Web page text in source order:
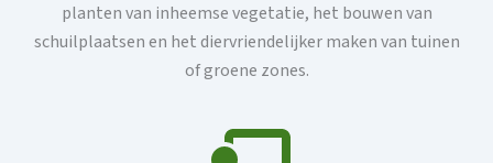
planten van inheemse vegetatie, het bouwen van
schuilplaatsen en het diervriendelijker maken van tuinen
of groene zones.